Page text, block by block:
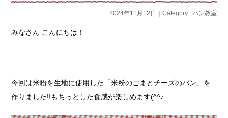
2024年11月12日｜Category : パン教室
みなさん こんにちは！
今回は米粉を生地に使用した「米粉のごまとチーズのパン」を
作りました!!もちっとした食感が楽しめます(^^♪